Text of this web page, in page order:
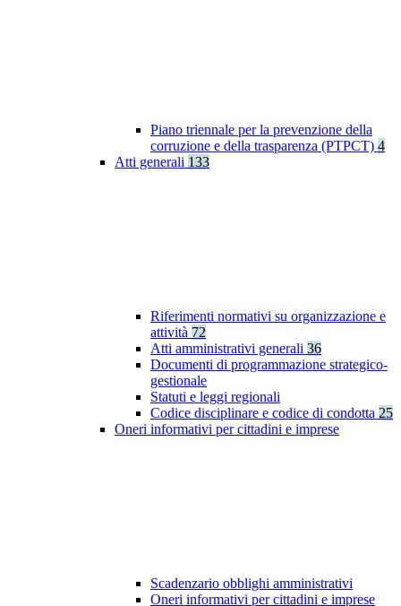
Piano triennale per la prevenzione della
corruzione e della trasparenza (PTPCT) 4
Atti generali 133
Riferimenti normativi su organizzazione e
attività 72
Atti amministrativi generali 36
Documenti di programmazione strategico-
gestionale
Statuti e leggi regionali
Codice disciplinare e codice di condotta 25
Oneri informativi per cittadini e imprese
Scadenzario obblighi amministrativi
Oneri informativi per cittadini e imprese